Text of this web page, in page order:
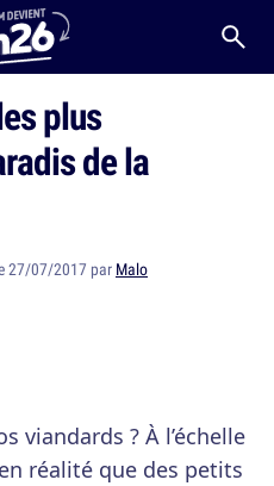
plus
de la
27/07/2017 par Malo
viandards ? À l’échelle
réalité que des petits